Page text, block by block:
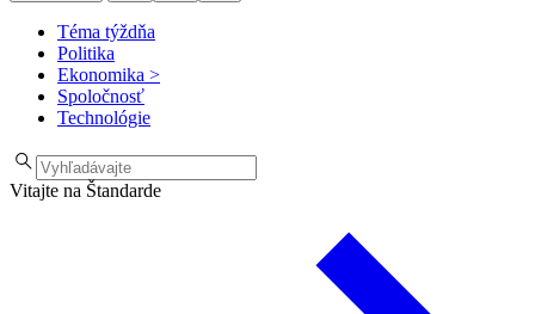
Téma týždňa
Politika
Ekonomika >
Spoločnosť
Technológie
Vitajte na Štandarde